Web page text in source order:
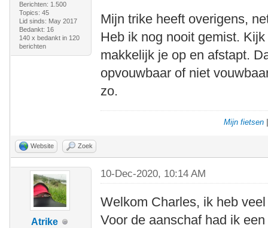
Berichten: 1.500
Topics: 45
Lid sinds: May 2017
Bedankt: 16
140 x bedankt in 120
berichten
Mijn trike heeft overigens,
Heb ik nog nooit gemist.
makkelijk je op en afstapt.
opvouwbaar of niet
zo.
Mijn fietsen
Website Zoek
Atrike
10-Dec-2020, 10:14 AM
Welkom Charles, ik heb
Voor de aanschaf had ik